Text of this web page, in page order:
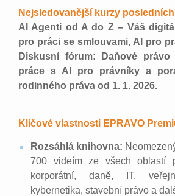
Nejsledovanější kurzy
AI Agenti od A do Z – Váš
pro práci se smlouvami, AI pro
Diskusní fórum: Daňové
práce s AI pro právníky a
rodinného práva od 1. 1. 2026.
Klíčové vlastnosti EPRAVO
Rozsáhlá knihovna:
700 videím ze všech oblastí
korporátní, daně, IT,
kybernetika, stavební právo a